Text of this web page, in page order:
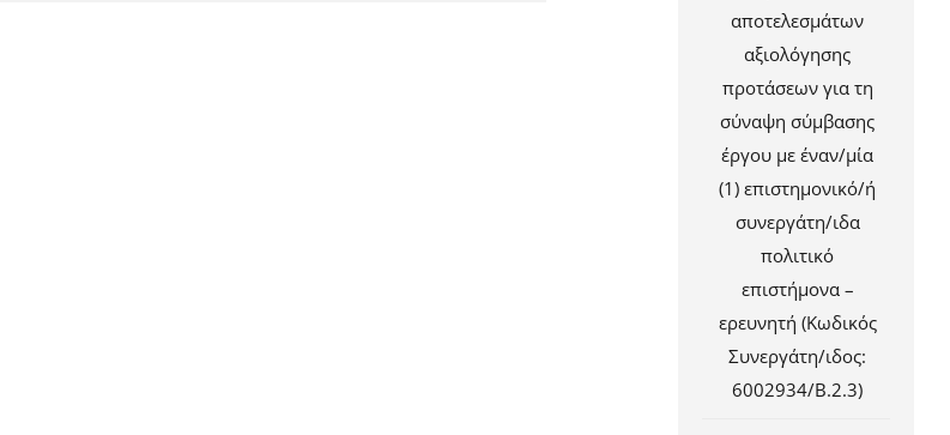
αποτελεσμάτων
αξιολόγησης
προτάσεων για τη
σύναψη σύμβασης
έργου με έναν/μία
(1) επιστημονικό/ή
συνεργάτη/ιδα
πολιτικό
επιστήμονα –
ερευνητή (Κωδικός
Συνεργάτη/ιδος:
6002934/Β.2.3)